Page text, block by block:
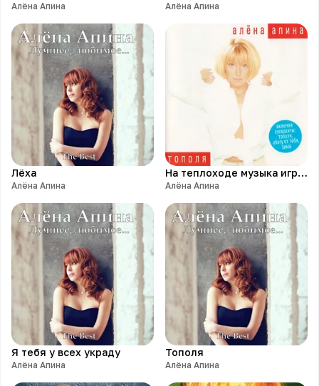
Алёна Апина Алёна Апина
Лёха
Алёна Апина
На теплоходе музыка играет
Алёна Апина
Я тебя у всех украду
Алёна Апина
Тополя
Алёна Апина